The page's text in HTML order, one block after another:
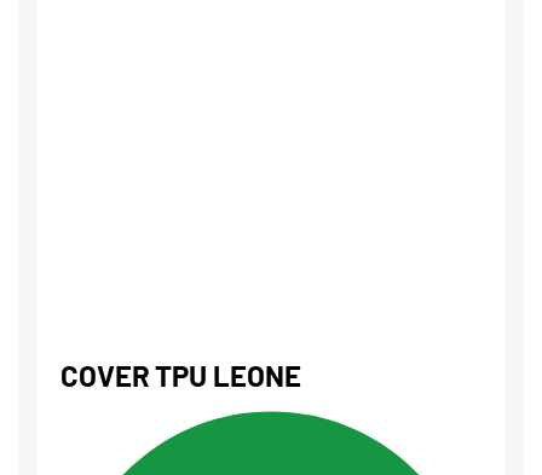
COVER TPU LEONE